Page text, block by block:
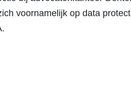
voornamelijk op data